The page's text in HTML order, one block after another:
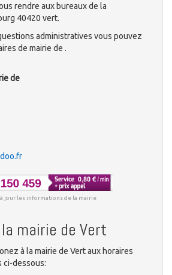
rendre aux bureaux de la
40420 vert.
administratives vous pouvez
de mairie de .
de
jour les informations de la mairie
mairie de Vert
à la mairie de Vert aux horaires
ci-dessous: